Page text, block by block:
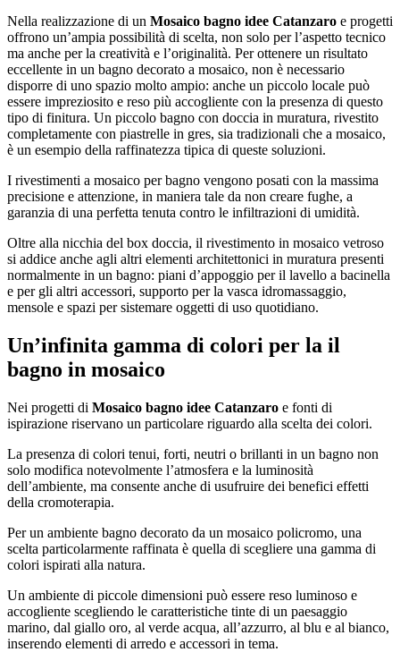
Nella realizzazione di un Mosaico bagno idee Catanzaro e progetti
offrono un’ampia possibilità di scelta, non solo per l’aspetto tecnico
ma anche per la creatività e l’originalità. Per ottenere un risultato
eccellente in un bagno decorato a mosaico, non è necessario
disporre di uno spazio molto ampio: anche un piccolo locale può
essere impreziosito e reso più accogliente con la presenza di questo
tipo di finitura. Un piccolo bagno con doccia in muratura, rivestito
completamente con piastrelle in gres, sia tradizionali che a mosaico,
è un esempio della raffinatezza tipica di queste soluzioni.
I rivestimenti a mosaico per bagno vengono posati con la massima
precisione e attenzione, in maniera tale da non creare fughe, a
garanzia di una perfetta tenuta contro le infiltrazioni di umidità.
Oltre alla nicchia del box doccia, il rivestimento in mosaico vetroso
si addice anche agli altri elementi architettonici in muratura presenti
normalmente in un bagno: piani d’appoggio per il lavello a bacinella
e per gli altri accessori, supporto per la vasca idromassaggio,
mensole e spazi per sistemare oggetti di uso quotidiano.
Un’infinita gamma di colori per la il
bagno in mosaico
Nei progetti di Mosaico bagno idee Catanzaro e fonti di
ispirazione riservano un particolare riguardo alla scelta dei colori.
La presenza di colori tenui, forti, neutri o brillanti in un bagno non
solo modifica notevolmente l’atmosfera e la luminosità
dell’ambiente, ma consente anche di usufruire dei benefici effetti
della cromoterapia.
Per un ambiente bagno decorato da un mosaico policromo, una
scelta particolarmente raffinata è quella di scegliere una gamma di
colori ispirati alla natura.
Un ambiente di piccole dimensioni può essere reso luminoso e
accogliente scegliendo le caratteristiche tinte di un paesaggio
marino, dal giallo oro, al verde acqua, all’azzurro, al blu e al bianco,
inserendo elementi di arredo e accessori in tema.